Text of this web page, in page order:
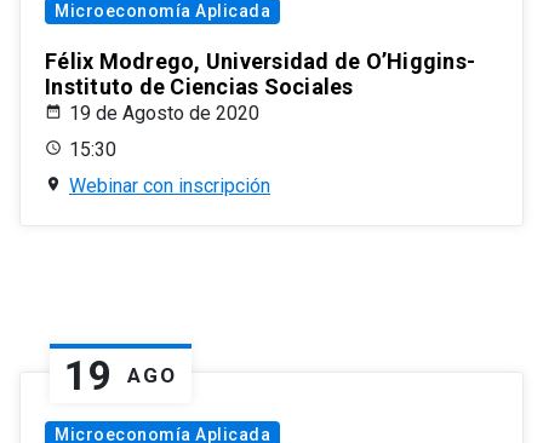
Microeconomía Aplicada
Félix Modrego, Universidad de O’Higgins-
Instituto de Ciencias Sociales
19 de Agosto de 2020
15:30
Webinar con inscripción
19 AGO
Microeconomía Aplicada